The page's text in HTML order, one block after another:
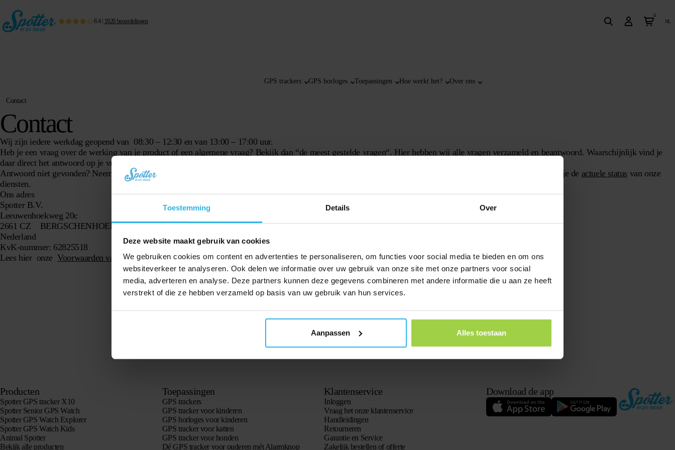
Toestemming Details Over
Deze website maakt gebruik van cookies
We gebruiken cookies om content en advertenties te personaliseren, om functies voor social media te bieden en om ons
websiteverkeer te analyseren. Ook delen we informatie over uw gebruik van onze site met onze partners voor social
media, adverteren en analyse. Deze partners kunnen deze gegevens combineren met andere informatie die u aan ze heeft
verstrekt of die ze hebben verzameld op basis van uw gebruik van hun services.
Aanpassen Alles toestaan
8.4| 1920 beoordelingen
GPS trackers GPS horloges Toepassingen Hoe werkt het? Over ons
0
nl
Contact
Contact
Wij zijn iedere werkdag geopend van 08:30 – 12:30 en van 13:00 – 17:00 uur.
Heb je een vraag over de werking van je product of een algemene vraag? Bekijk dan “de meest gestelde vragen“. Hier hebben wij alle vragen verzameld en beantwoord. Waarschijnlijk vind je
daar direct het antwoord op je vraag.
Antwoord niet gevonden? Neem dan contact op met onze
. Wij streven ernaar je vraag op werkdagen binnen 48 uur te beantwoorden. Hier bekijk je de actuele status van onze
diensten.
Ons adres
Spotter B.V.
Leeuwenhoekweg 20c
2661 CZ BERGSCHENHOEK
Nederland
KvK-nummer: 62825518
Lees hier onzeVoorwaarden van levering en dienstverlening en deGarantie & Service voorwaarden.
Producten
Spotter GPS tracker X10
Spotter Senior GPS Watch
Spotter GPS Watch Explorer
Spotter GPS Watch Kids
Animal Spotter
Bekijk alle producten
Toepassingen
GPS trackers
GPS tracker voor kinderen
GPS horloges voor kinderen
GPS tracker voor katten
GPS tracker voor honden
Dé GPS tracker voor ouderen mét Alarmknop
Klantenservice
Inloggen
Vraag het onze klantenservice
Handleidingen
Retourneren
Garantie en Service
Zakelijk bestellen of offerte
Download de app